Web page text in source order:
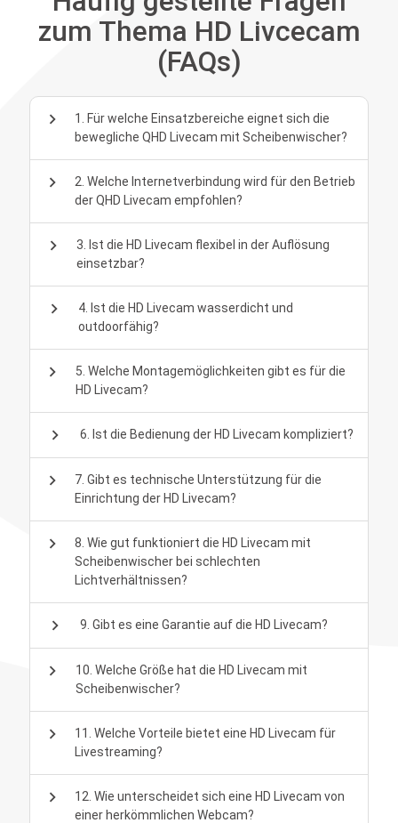
zum Thema HD Livcecam
(FAQs)
chevron_right
1. Für welche Einsatzbereiche eignet sich die
bewegliche QHD Livecam mit Scheibenwischer?
chevron_right
2. Welche Internetverbindung wird für den Betrieb
der QHD Livecam empfohlen?
chevron_right
3. Ist die HD Livecam flexibel in der Auflösung
einsetzbar?
chevron_right
4. Ist die HD Livecam wasserdicht und
outdoorfähig?
chevron_right
5. Welche Montagemöglichkeiten gibt es für die
HD Livecam?
chevron_right 6. Ist die Bedienung der HD Livecam kompliziert?
chevron_right
7. Gibt es technische Unterstützung für die
Einrichtung der HD Livecam?
chevron_right
8. Wie gut funktioniert die HD Livecam mit
Scheibenwischer bei schlechten
Lichtverhältnissen?
chevron_right 9. Gibt es eine Garantie auf die HD Livecam?
chevron_right
10. Welche Größe hat die HD Livecam mit
Scheibenwischer?
chevron_right
11. Welche Vorteile bietet eine HD Livecam für
Livestreaming?
chevron_right
12. Wie unterscheidet sich eine HD Livecam von
einer herkömmlichen Webcam?